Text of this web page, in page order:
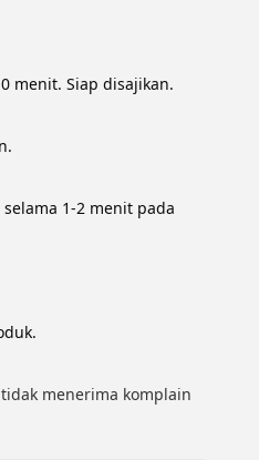
menit. Siap disajikan.
1-2 menit pada
menerima komplain